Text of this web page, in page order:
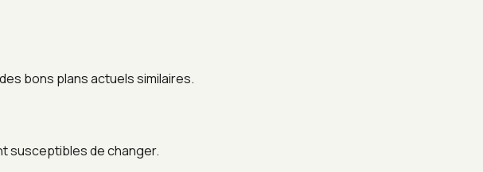
bons plans actuels similaires.
susceptibles de changer.